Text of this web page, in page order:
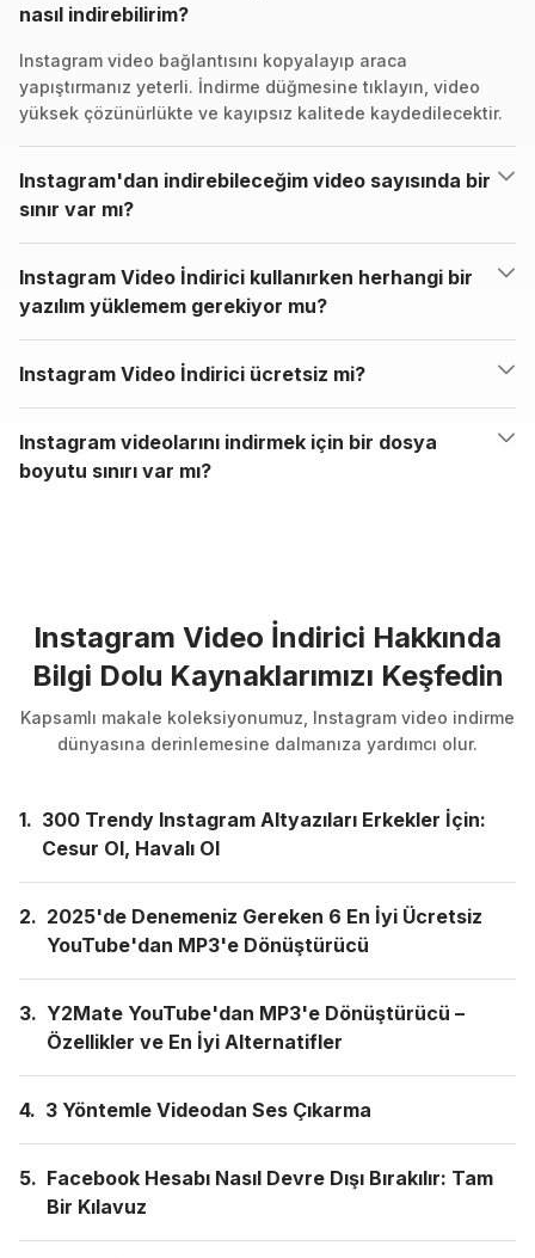
nasıl indirebilirim?
Instagram video bağlantısını kopyalayıp araca
yapıştırmanız yeterli. İndirme düğmesine tıklayın, video
yüksek çözünürlükte ve kayıpsız kalitede kaydedilecektir.
Instagram'dan indirebileceğim video sayısında bir
sınır var mı?
Instagram Video İndirici kullanırken herhangi bir
yazılım yüklemem gerekiyor mu?
Instagram Video İndirici ücretsiz mi?
Instagram videolarını indirmek için bir dosya
boyutu sınırı var mı?
Instagram Video İndirici Hakkında
Bilgi Dolu Kaynaklarımızı Keşfedin
Kapsamlı makale koleksiyonumuz, Instagram video indirme
dünyasına derinlemesine dalmanıza yardımcı olur.
1. 300 Trendy Instagram Altyazıları Erkekler İçin:
Cesur Ol, Havalı Ol
2. 2025'de Denemeniz Gereken 6 En İyi Ücretsiz
YouTube'dan MP3'e Dönüştürücü
3. Y2Mate YouTube'dan MP3'e Dönüştürücü –
Özellikler ve En İyi Alternatifler
4. 3 Yöntemle Videodan Ses Çıkarma
5. Facebook Hesabı Nasıl Devre Dışı Bırakılır: Tam
Bir Kılavuz